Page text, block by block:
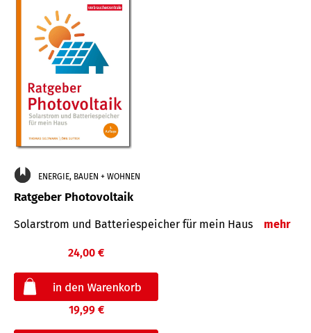
ENERGIE, BAUEN + WOHNEN
Ratgeber Photovoltaik
Solarstrom und Batteriespeicher für mein Haus mehr
24,00 €
19,99 €